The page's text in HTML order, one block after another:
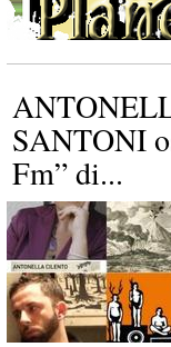
SANTONI
Fm” di...